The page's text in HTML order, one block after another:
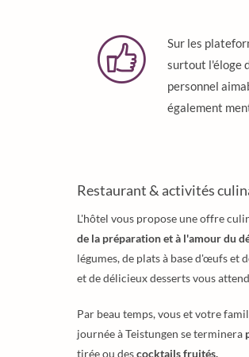
Sur les
surtout l'éloge
personnel
également
Restaurant & activités
L'hôtel vous propose une offre
de la préparation et à l'amour du
légumes, de plats à base d'œufs et
et de délicieux desserts vous
Par beau temps, vous et votre
journée à Teistungen se terminera
tirée ou descocktails fruités.